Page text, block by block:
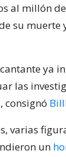
al millón
su muerte
ya
las
consignó
varias
un